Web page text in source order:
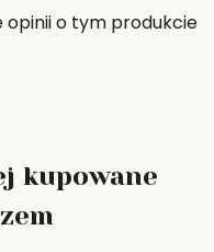
opinii o tym produkcie
kupowane